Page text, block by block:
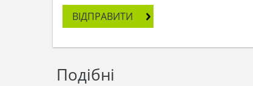
ВІДПРАВИТИ
Подібні